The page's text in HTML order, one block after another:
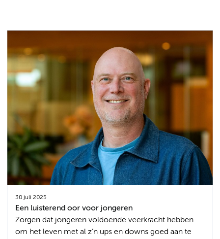
30 juli 2025
Een luisterend oor voor jongeren
Zorgen dat jongeren voldoende veerkracht hebben
om het leven met al z’n ups en downs goed aan te